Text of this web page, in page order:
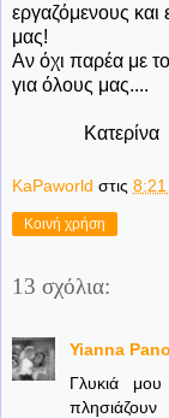
εργαζόμενους
μας!
Αν όχι παρέα με
για όλους μας....
Κατερίνα
KaPaworld στις 8:21
Κοινή χρήση
13 σχόλια:
Yianna
Γλυκιά